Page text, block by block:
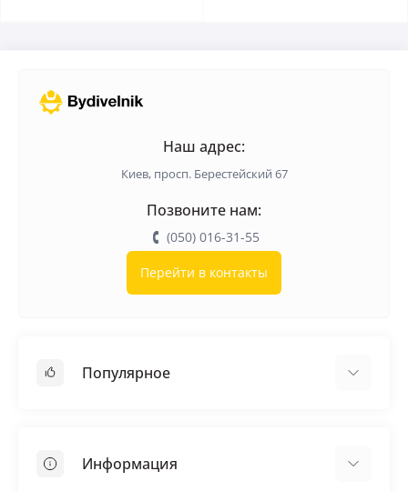
Наш адрес:
Киев, просп. Берестейский 67
Позвоните нам:
(050) 016-31-55
Перейти в контакты
Популярное
Самовыравнивающая смесь
Информация